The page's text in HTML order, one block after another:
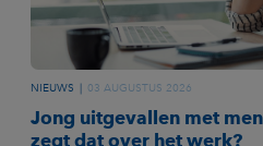
NIEUWS 03 AUGUSTUS 2026
Jong uitgevallen met
zegt dat over het werk?